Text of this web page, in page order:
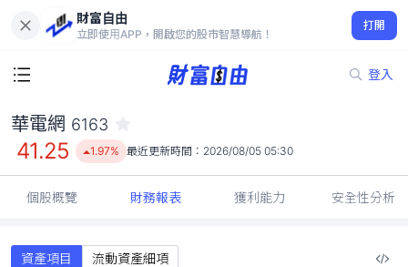
財富自由
立即使用APP，開啟您的股市智慧導航！
打開
登入
41.25
1.97%
華電網 6163
41.25 1.97% 最近更新時間： 2026/08/05 05:30
個股概覽 財務報表 獲利能力 安全性分析
資產項目 流動資產細項